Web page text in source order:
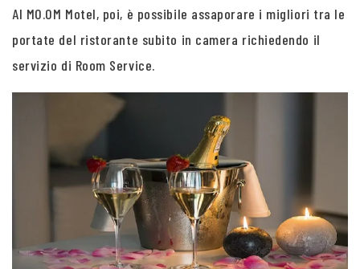
Al MO.OM Motel, poi, è possibile assaporare i migliori tra le
portate del ristorante subito in camera richiedendo il
servizio di Room Service.